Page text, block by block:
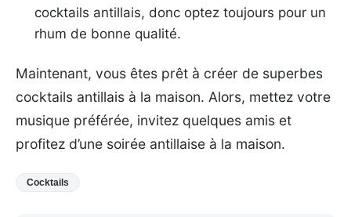
cocktails antillais, donc optez toujours pour un
rhum de bonne qualité.
Maintenant, vous êtes prêt à créer de superbes
cocktails antillais à la maison. Alors, mettez votre
musique préférée, invitez quelques amis et
profitez d’une soirée antillaise à la maison.
Cocktails